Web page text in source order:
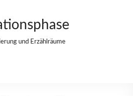
und Erzählräume